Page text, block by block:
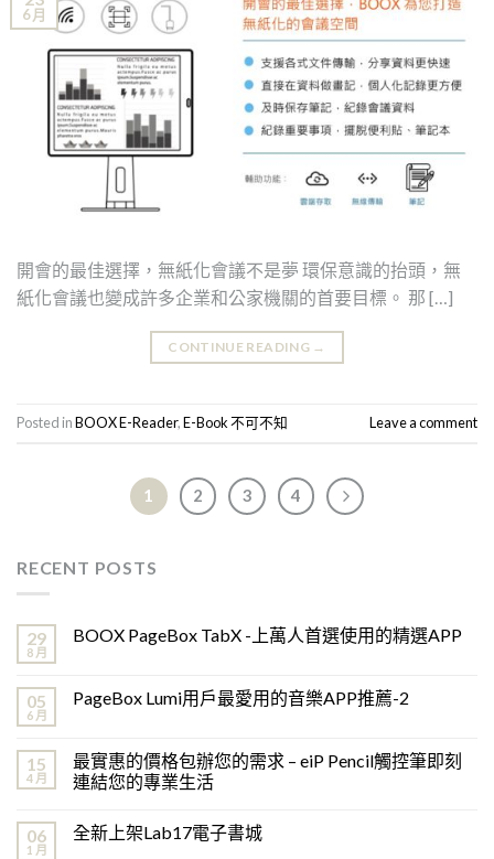
6 月
開會的最佳選擇，無紙化會議不是夢 環保意識的抬頭，無
紙化會議也變成許多企業和公家機關的首要目標。 那 […]
CONTINUE READING →
Posted inBOOX E-Reader,E-Book 不可不知 Leave a comment
1 2 3 4
RECENT POSTS
29
8 月
BOOX PageBox TabX -上萬人首選使用的精選APP
05
6 月
PageBox Lumi用戶最愛用的音樂APP推薦-2
15
4 月
最實惠的價格包辦您的需求 – eiP Pencil觸控筆即刻
連結您的專業生活
06
1 月
全新上架Lab17電子書城